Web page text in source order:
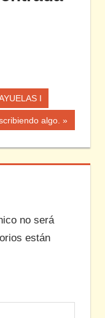
I
algo.
no será
están